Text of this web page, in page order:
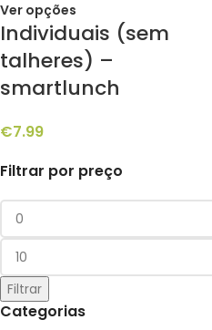
Filtrar por preço
Filtrar
Categorias
Ver opções
Individuais (sem
talheres) –
smartlunch
€7.99